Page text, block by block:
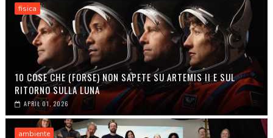
fisica
10 COSE CHE (FORSE) NON SAPETE SU ARTEMIS II E SUL
RITORNO SULLA LUNA
APRIL 01, 2026
ambiente